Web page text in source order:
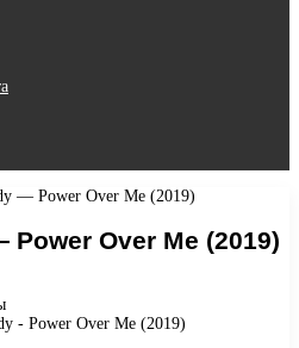
— Power Over Me (2019)
Over Me (2019)